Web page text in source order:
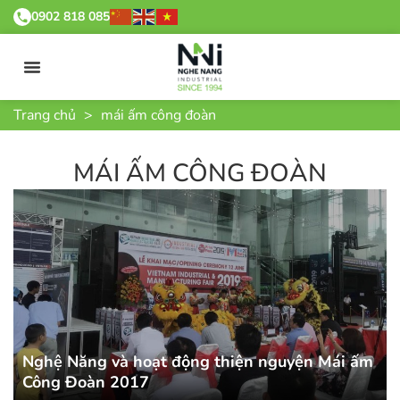
0902 818 085
Trang chủ > mái ấm công đoàn
MÁI ẤM CÔNG ĐOÀN
Nghệ Năng và hoạt động thiện nguyện Mái ấm
Công Đoàn 2017